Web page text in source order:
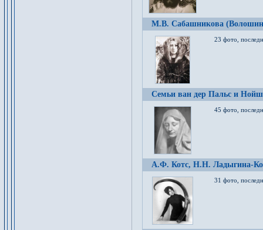
М.В. Сабашникова
23 фото,
Семьи ван дер Пальс и
45 фото,
А.Ф. Котс, Н.Н. Ладыгина-
31 фото,